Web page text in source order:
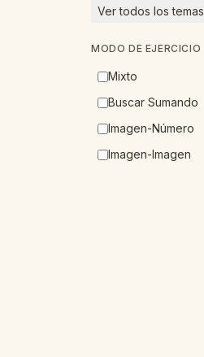
Ver todos los temas
MODO DE EJERCICIO
Mixto
Buscar Sumando
Imagen-Número
Imagen-Imagen